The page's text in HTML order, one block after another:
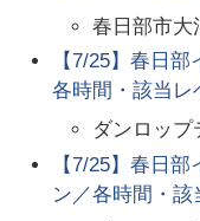
春日部市大
【7/25】春日
各時間・該当レ
ダンロップ
【7/25】春日
ン／各時間・該